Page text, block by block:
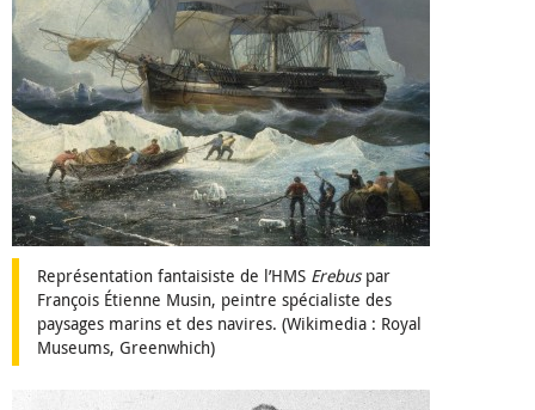
Représentation fantaisiste de l’HMS Erebuspar
François Étienne Musin, peintre spécialiste des
paysages marins et des navires. (Wikimedia : Royal
Museums, Greenwhich)